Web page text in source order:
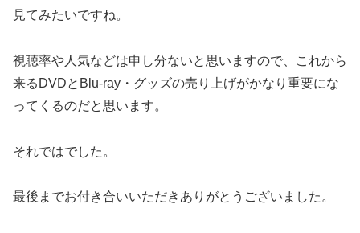
見てみたいですね。
視聴率や人気などは申し分ないと思いますので、これから
来るDVDとBlu-ray・グッズの売り上げがかなり重要にな
ってくるのだと思います。
それではでした。
最後までお付き合いいただきありがとうございました。